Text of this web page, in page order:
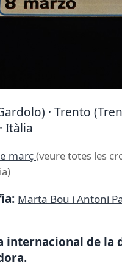
· Trento
Itàlia
març(veure totes les
Marta Bou i Antoni
internacional de la